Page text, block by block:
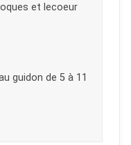
et lecoeur
guidon de 5 à 11